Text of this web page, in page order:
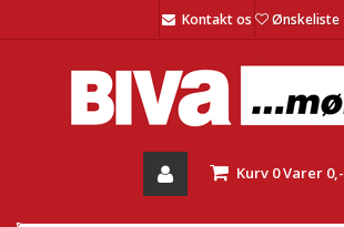
Kontakt os Ønskeliste
Kurv 0Varer 0,-